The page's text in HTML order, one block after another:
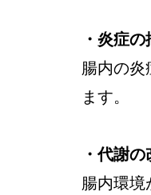
・炎症
腸内の炎
ます。
・代謝
腸内環